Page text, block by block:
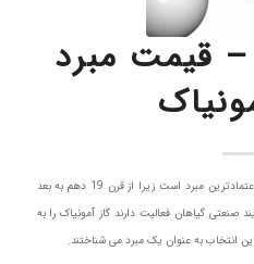
– قیمت مبرد
در مورد گاز آمونیاک می توان گفت که مورد اعتمادترین مبرد است زیرا از قرن 19 دهم به بعد
صنعتی گیاهان فعالیت دارند گاز آمونیاک را به
انتخاب به عنوان یک مبرد می شناختند.